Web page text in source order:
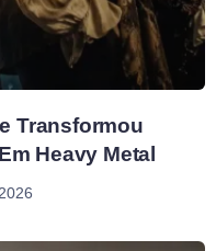
Transformou
Heavy Metal